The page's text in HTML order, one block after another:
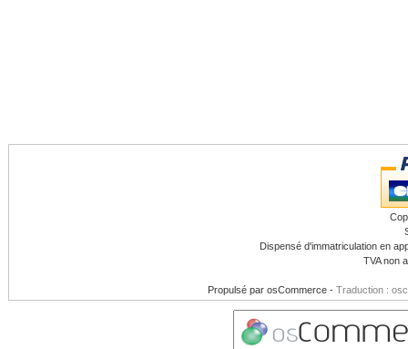
Dispensé d'immatriculation en
TVA non
Propulsé par osCommerce - Traduction :